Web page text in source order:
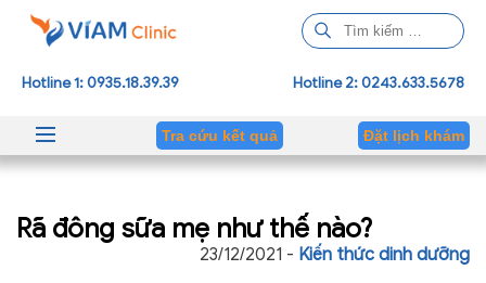
ì
m
h
o
Hotline 1: 0935.18.39.39 Hotline 2: 0243.633.5678
Tra cứu kết quả Đặt lịch khám
Rã đông sữa mẹ như thế nào?
23/12/2021 - Kiến thức dinh dưỡng